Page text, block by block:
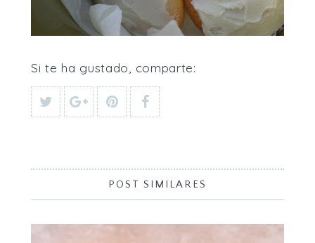
Si te ha gustado, comparte:
POST SIMILARES